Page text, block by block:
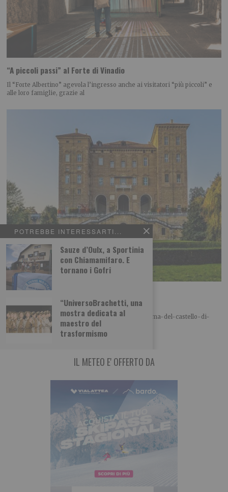
POTREBBE INTERESSARTI...
Sauze d’Oulx, a Sportinia
con Chiamamifaro. E
tornano i Gofri
“UniversoBrachetti, una
mostra dedicata al
maestro del
trasformismo
“A piccoli passi” al Forte di Vinadio
Il “Forte Albertino” agevola l’ingresso anche ai visitatori “più piccoli” e
alle loro famiglie, grazie al
Il fantasma del castello di Agliè
A cura di Piemonteitalia.eu Leggi l’articolo:
https://www.piemonteitalia.eu/it/curiosita/il-fantasma-del-castello-di-
agliè Leggi qui le ultime notizie: IL TORINESE
IL METEO E' OFFERTO DA